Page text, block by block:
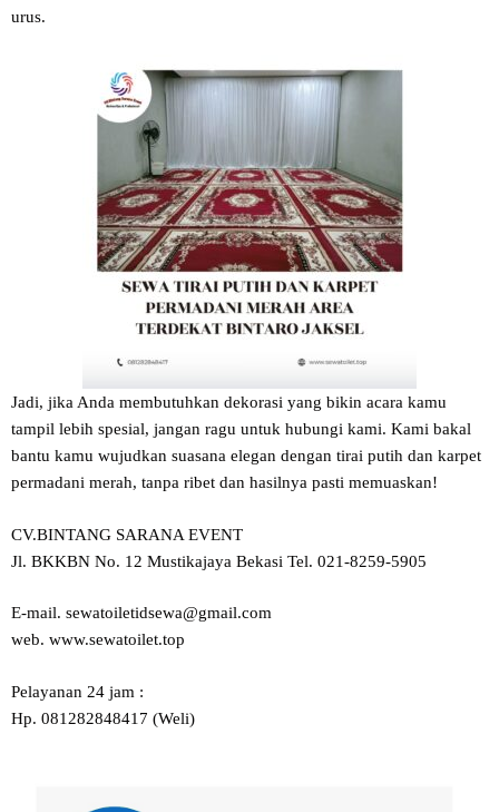
urus.
Jadi, jika Anda membutuhkan dekorasi yang bikin acara kamu
tampil lebih spesial, jangan ragu untuk hubungi kami. Kami bakal
bantu kamu wujudkan suasana elegan dengan tirai putih dan karpet
permadani merah, tanpa ribet dan hasilnya pasti memuaskan!
CV.BINTANG SARANA EVENT
Jl. BKKBN No. 12 Mustikajaya Bekasi Tel. 021-8259-5905
E-mail. sewatoiletidsewa@gmail.com
web. www.sewatoilet.top
Pelayanan 24 jam :
Hp. 081282848417 (Weli)